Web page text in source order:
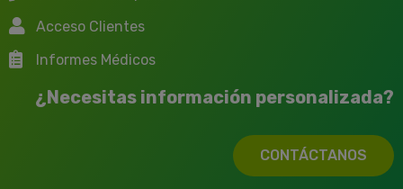
Acceso Clientes
Informes Médicos
¿Necesitas información personalizada?
CONTÁCTANOS